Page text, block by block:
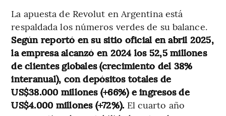
La apuesta de Revolut en Argentina está
respaldada los números verdes de su balance.
Según reportó en su sitio oficial en abril 2025,
la empresa alcanzó en 2024 los 52,5 millones
de clientes globales (crecimiento del 38%
interanual), con depósitos totales de
US$38.000 millones (+66%) e ingresos de
US$4.000 millones (+72%). El cuarto año